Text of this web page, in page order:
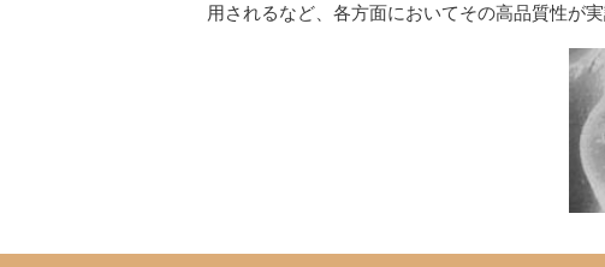
用されるなど、各方面においてその高品質性が実